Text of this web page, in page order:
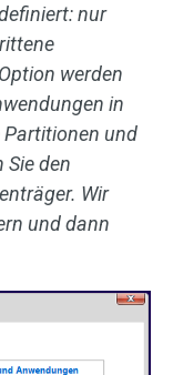
nur
werden
in
Partitionen und
den
Wir
und dann